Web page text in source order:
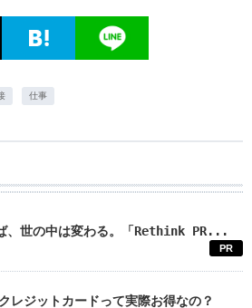
仕事
、世の中は変わる。「Rethink PR...
PR
レジットカードって実際お得なの？